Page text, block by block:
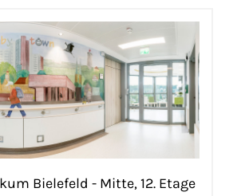
Bielefeld - Mitte, 12. Etage